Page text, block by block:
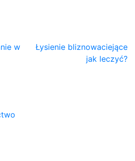
w
Łysienie bliznowaciejące
jak leczyć?